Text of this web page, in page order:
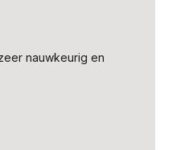
nauwkeurig en